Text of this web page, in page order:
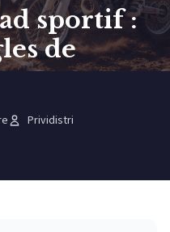
sportif :
de
Prividistri